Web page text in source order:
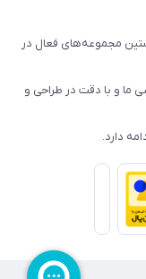
مجموعه‌های فعال در
ما و با دقت در طراحی و
دارد.